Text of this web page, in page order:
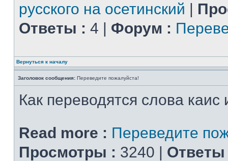
русского на осетинский |
Ответы : 4 | Форум :
Вернуться к началу
Заголовок сообщения: Переведите пожалуйста!
Как переводятся слова каис
Read more : Переведите
Просмотры : 3240 | Ответы